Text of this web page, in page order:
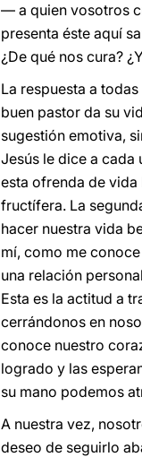
— a quien vosotros
presenta éste aquí
¿De qué nos cura?
La respuesta a
buen pastor da su
sugestión emotiva,
Jesús le dice a cada
esta ofrenda de vida
fructífera. La
hacer nuestra vida
mí, como me
una relación
Esta es la actitud a
cerrándonos en
conoce nuestro
logrado y las
su mano podemos
A nuestra vez,
deseo de seguirlo